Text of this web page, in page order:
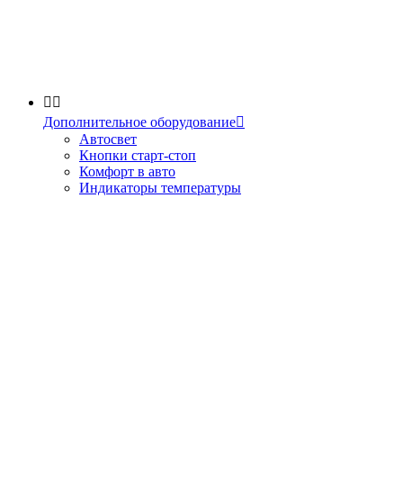
 
Дополнительное оборудование
Автосвет
Кнопки старт-стоп
Комфорт в авто
Индикаторы температуры